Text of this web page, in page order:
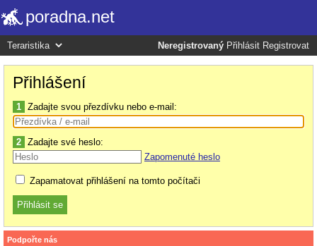
poradna.net
Neregistrovaný Přihlásit Registrovat
Přihlášení
1 Zadajte svou přezdívku nebo e-mail:
2 Zadajte své heslo:
Zapomenuté heslo
Zapamatovat přihlášení na tomto počítači
Podpořte nás